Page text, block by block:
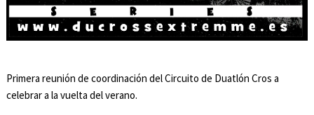
Primera reunión de coordinación del Circuito de Duatlón Cros a
celebrar a la vuelta del verano.